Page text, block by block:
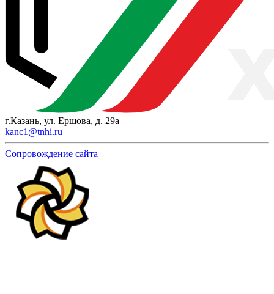
г.Казань, ул. Ершова, д. 29а
kanc1@tnhi.ru
Сопровождение сайта